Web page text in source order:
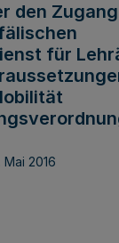
den
für
2016